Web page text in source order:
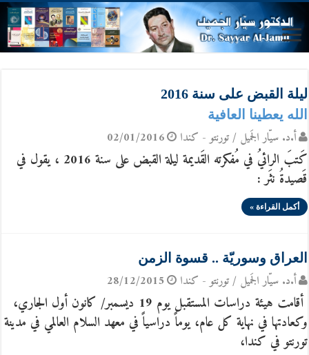
ليلة القبض على سنة 2016
الله يعطينا العافية
أ.د. سيّار الجَميل / تورنتو - كندا 02/01/2016
كَتبَ الرائيُ في مُفكرته القَديمة ليلة القبض على سنة 2016 ، يقول في
قَصيدةُ نثَر :
أكمل القراءة »
العراق وسوريّة .. قسوة الزمن
أ.د. سيّار الجَميل / تورنتو - كندا 28/12/2015
أقامت هيئة دراسات المستقبل يوم 19 ديسمبر/ كانون أول الجاري،
وكعادتها في نهاية كل عام، يوماً دراسياً في معهد السلام العالمي في مدينة
تورنتو في كندا،